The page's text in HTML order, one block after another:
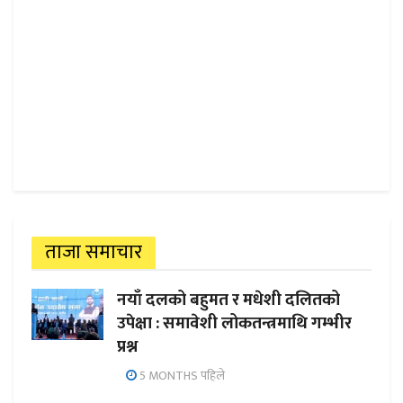
ताजा समाचार
नयाँ दलको बहुमत र मधेशी दलितको
उपेक्षा : समावेशी लोकतन्त्रमाथि गम्भीर
प्रश्न
5 MONTHS पहिले